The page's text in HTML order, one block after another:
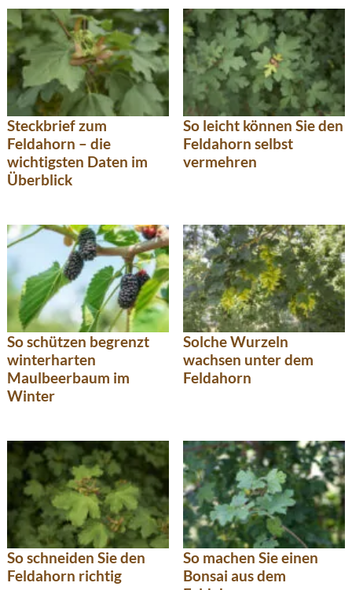
Steckbrief zum
Feldahorn – die
wichtigsten Daten im
Überblick
So leicht können Sie den
Feldahorn selbst
vermehren
So schützen begrenzt
winterharten
Maulbeerbaum im
Winter
Solche Wurzeln
wachsen unter dem
Feldahorn
So schneiden Sie den
Feldahorn richtig
So machen Sie einen
Bonsai aus dem